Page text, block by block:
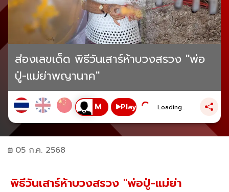
ส่องเลขเด็ด พิธีวันเสาร์ห้าบวงสรวง "พ่อ
ปู่-แม่ย่าพญานาค"
Play Loading...
05 ก.ค. 2568
พิธีวันเสาร์ห้าบวงสรวง "พ่อปู่-แม่ย่า